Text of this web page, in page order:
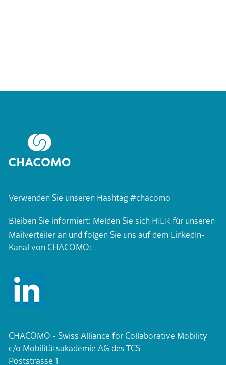
Verwenden Sie unseren Hashtag #chacomo
Bleiben Sie informiert: Melden Sie sich HIER für unseren
Mailverteiler an und folgen Sie uns auf dem LinkedIn-
Kanal von CHACOMO:
CHACOMO - Swiss Alliance for Collaborative Mobility
c/o Mobilitätsakademie AG des TCS
Poststrasse 1